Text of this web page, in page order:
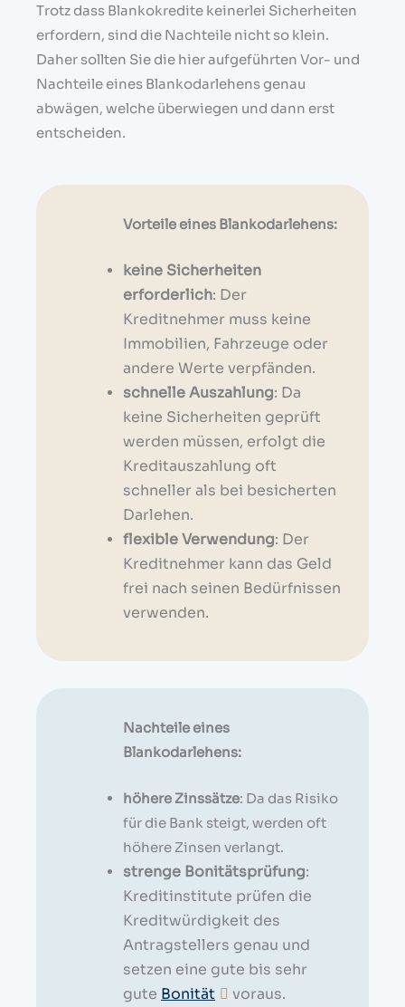
Trotz dass Blankokredite keinerlei Sicherheiten
erfordern, sind die Nachteile nicht so klein.
Daher sollten Sie die hier aufgeführten Vor- und
Nachteile eines Blankodarlehens genau
abwägen, welche überwiegen und dann erst
entscheiden.
Vorteile eines Blankodarlehens:
keine Sicherheiten
erforderlich: Der
Kreditnehmer muss keine
Immobilien, Fahrzeuge oder
andere Werte verpfänden.
schnelle Auszahlung: Da
keine Sicherheiten geprüft
werden müssen, erfolgt die
Kreditauszahlung oft
schneller als bei besicherten
Darlehen.
flexible Verwendung: Der
Kreditnehmer kann das Geld
frei nach seinen Bedürfnissen
verwenden.
Nachteile eines
Blankodarlehens:
höhere Zinssätze: Da das Risiko
für die Bank steigt, werden oft
höhere Zinsen verlangt.
strenge Bonitätsprüfung:
Kreditinstitute prüfen die
Kreditwürdigkeit des
Antragstellers genau und
setzen eine gute bis sehr
gute Bonität
voraus.